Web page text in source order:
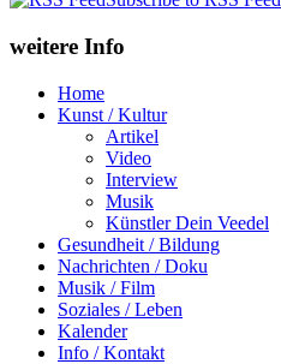
weitere Info
Home
Kunst / Kultur
Artikel
Video
Interview
Musik
Künstler Dein Veedel
Gesundheit / Bildung
Nachrichten / Doku
Musik / Film
Soziales / Leben
Kalender
Info / Kontakt